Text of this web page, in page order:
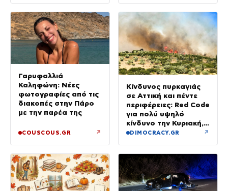
Γαρυφαλλιά
Καληφώνη: Νέες
φωτογραφίες από τις
διακοπές στην Πάρο
με την παρέα της
COUSCOUS.GR ↗
Κίνδυνος πυρκαγιάς
σε Αττική και πέντε
περιφέρειες: Red Code
για πολύ υψηλό
κίνδυνο την Κυριακή,
με μελτέμια έως 8
DIMOCRACY.GR ↗